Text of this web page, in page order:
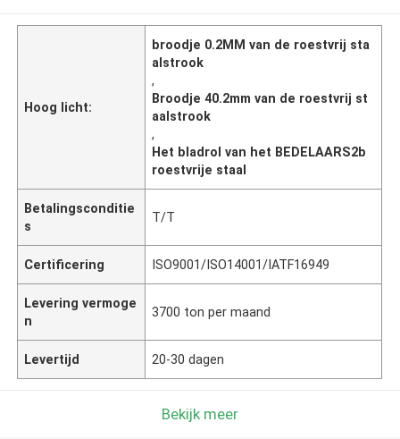
Hoog licht:
broodje 0.2MM van de roestvrij sta
alstrook
,
Broodje 40.2mm van de roestvrij st
aalstrook
,
Het bladrol van het BEDELAARS2b
roestvrije staal
Betalingsconditie
s
T/T
Certificering ISO9001/ISO14001/IATF16949
Levering vermoge
n
3700 ton per maand
Levertijd 20-30 dagen
Bekijk meer